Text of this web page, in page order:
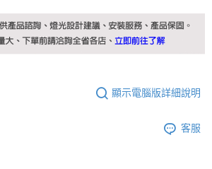
顯示電腦版詳細說明
客服